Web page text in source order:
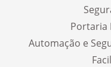
Portaria
Automação e